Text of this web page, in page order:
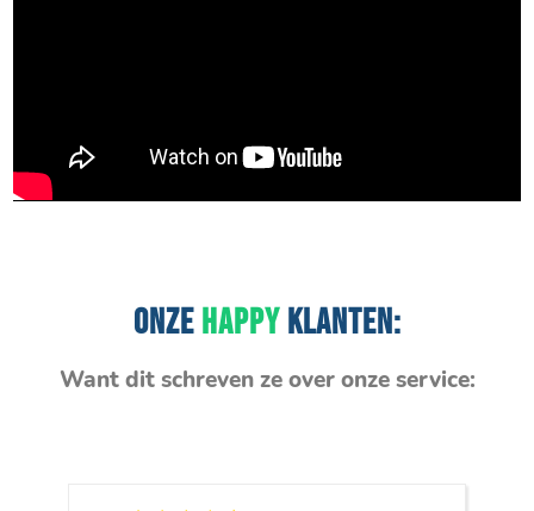
ONZEHAPPYKLANTEN:
Want dit schreven ze over onze service: